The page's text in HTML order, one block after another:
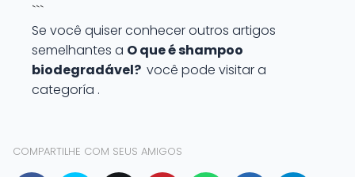
```
Se você quiser conhecer outros artigos
semelhantes a O que é shampoo
biodegradável? você pode visitar a
categoría .
COMPARTILHE COM SEUS AMIGOS